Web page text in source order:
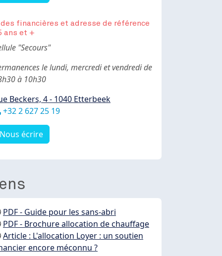
financières et adresse de référence
ans et +
"Secours"
le lundi, mercredi et vendredi de
à 10h30
Beckers, 4 - 1040 Etterbeek
+32 2 627 25 19
Nous écrire
PDF - Guide pour les sans-abri
PDF - Brochure allocation de chauffage
Article : L'allocation Loyer : un soutien
encore méconnu ?